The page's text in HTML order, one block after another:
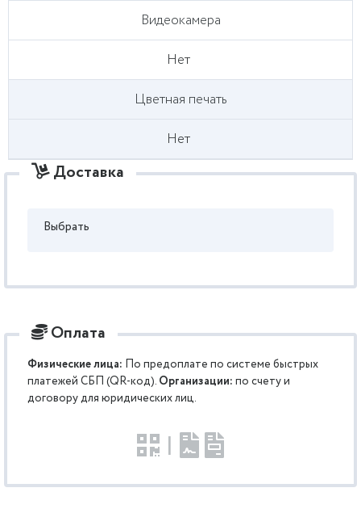
Видеокамера
Нет
Цветная печать
Нет
Доставка
Выбрать
Оплата
Физические лица: По предоплате по системе быстрых
платежей СБП (QR-код). Организации: по счету и
договору для юридических лиц.
|